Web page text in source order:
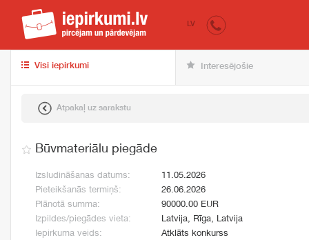
iepirkumi.lv
LV
Visi iepirkumi Interesējošie
Atpakaļ uz sarakstu
Būvmateriālu piegāde
Izsludināšanas datums:
11.05.2026
Pieteikšanās termiņš:
26.06.2026
Plānotā summa:
90000.00 EUR
Izpildes/piegādes vieta:
Latvija, Rīga, Latvija
Iepirkuma veids:
Atklāts konkurss